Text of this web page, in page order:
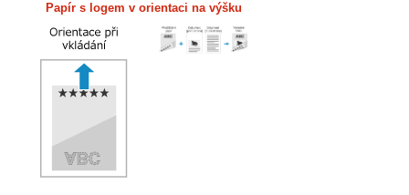
Papír s logem v orientaci na výšku